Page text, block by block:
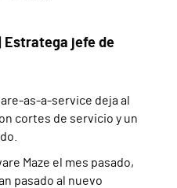
Estratega jefe de
as-a-service deja al
cortes de servicio y un
Maze el mes pasado,
pasado al nuevo